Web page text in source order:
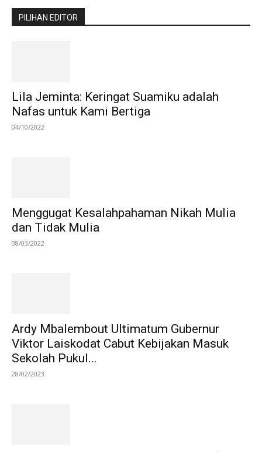
PILIHAN EDITOR
Lila Jeminta: Keringat Suamiku adalah
Nafas untuk Kami Bertiga
04/10/2022
Menggugat Kesalahpahaman Nikah Mulia
dan Tidak Mulia
08/03/2022
Ardy Mbalembout Ultimatum Gubernur
Viktor Laiskodat Cabut Kebijakan Masuk
Sekolah Pukul...
28/02/2023